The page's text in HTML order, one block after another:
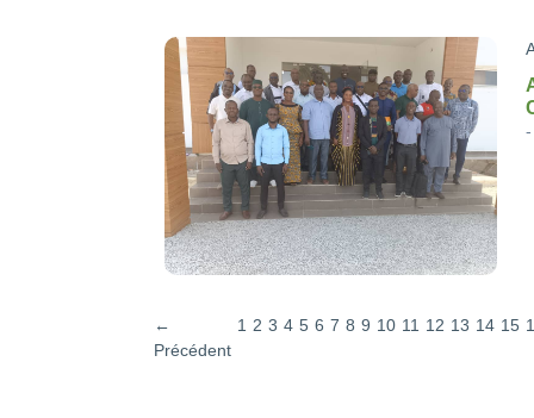
←
Précédent
1 2 3 4 5 6 7 8 9 10 11 12 13 14 15